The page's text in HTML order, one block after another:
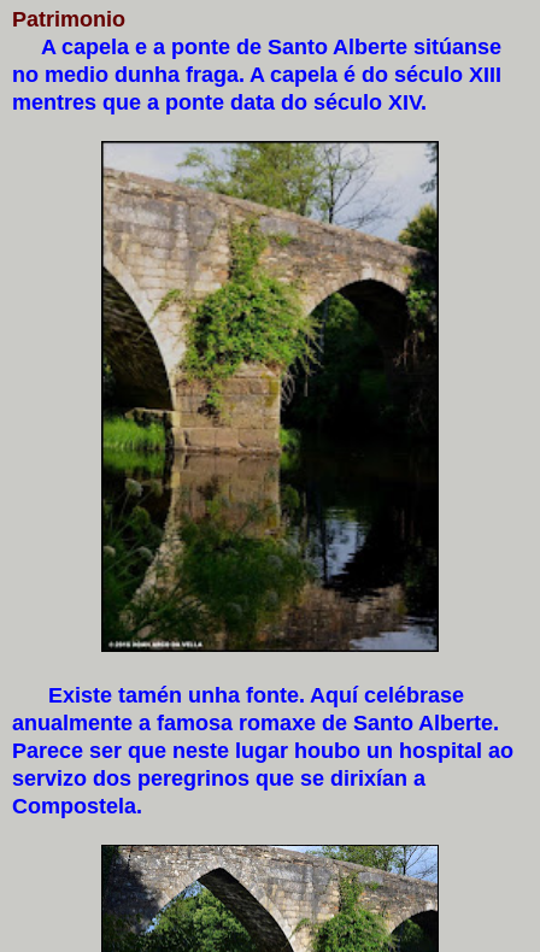
Patrimonio
A capela e a ponte de Santo Alberte sitúanse
no medio dunha fraga. A capela é do século XIII
mentres que a ponte data do século XIV.
Existe tamén unha fonte. Aquí celébrase
anualmente a famosa romaxe de Santo Alberte.
Parece ser que neste lugar houbo un hospital ao
servizo dos peregrinos que se dirixían a
Compostela.